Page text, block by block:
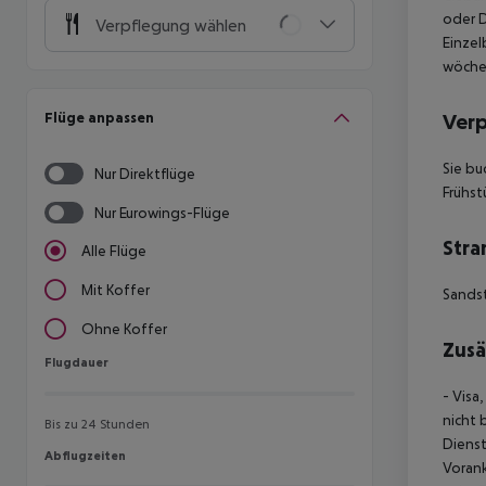
Verpflegung wählen
Flüge anpassen
Nur Direktflüge
Nur Eurowings-Flüge
Alle Flüge
Mit Koffer
Ohne Koffer
Flugdauer
Flugdauer
Bis zu 24 Stunden
Abflugzeiten
Abflugzeiten
oder
Sie
-
nicht